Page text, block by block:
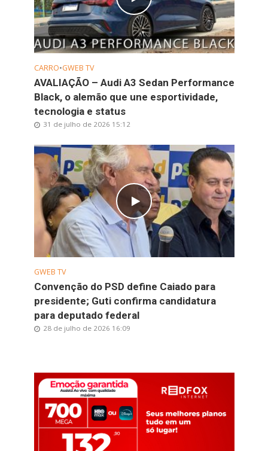
CARRO•GWEB TV
AVALIAÇÃO – Audi A3 Sedan Performance
Black, o alemão que une esportividade,
tecnologia e status
31 de julho de 2026 15:12
GWEB TV
Convenção do PSD define Caiado para
presidente; Guti confirma candidatura
para deputado federal
28 de julho de 2026 16:09